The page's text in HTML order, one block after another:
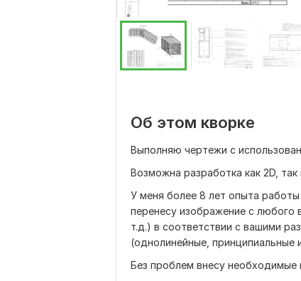
Об этом кворке
Выполняю чертежи с
Возможна разработка как 2D, так
У меня более 8 лет опыта
перенесу изображение с любого
т.д.) в соответствии с вашими
(однолинейные, принципиальные
Без проблем внесу необходимые